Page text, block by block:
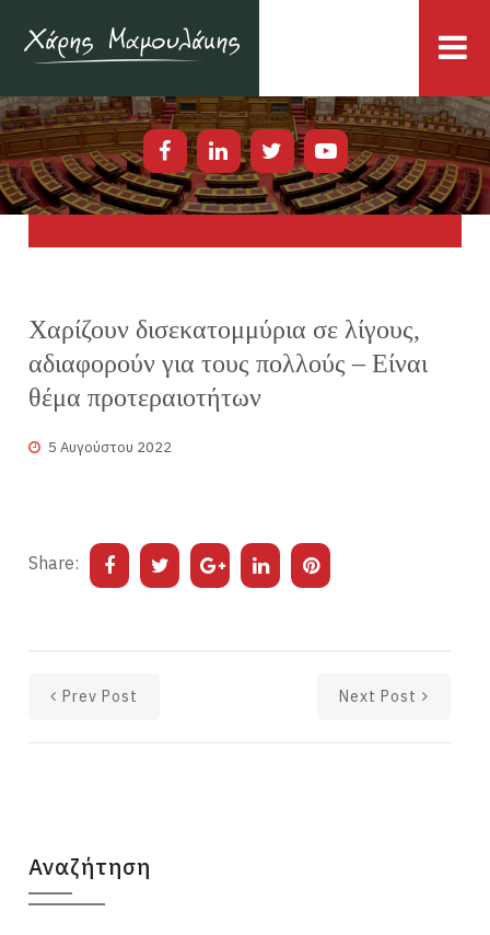
Χαρίζουν δισεκατομμύρια σε λίγους,
αδιαφορούν για τους πολλούς – Είναι
θέμα προτεραιοτήτων
5 Αυγούστου 2022
Share:
Prev Post Next Post
Αναζήτηση